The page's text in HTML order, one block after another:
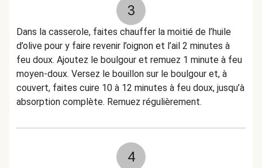
3
Dans la casserole, faites chauffer la moitié de l’huile
d’olive pour y faire revenir l’oignon et l’ail 2 minutes à
feu doux. Ajoutez le boulgour et remuez 1 minute à feu
moyen-doux. Versez le bouillon sur le boulgour et, à
couvert, faites cuire 10 à 12 minutes à feu doux, jusqu’à
absorption complète. Remuez régulièrement.
4